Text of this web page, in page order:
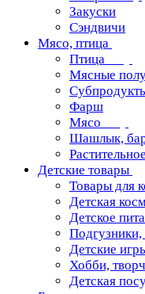
Закуски
Сэндвичи
Мясо, птица
Птица
Мясные
Фарш
Мясо
Шашлык,
Детские товары
Товары для
Детская
Детское
Подгузники,
Детские
Хобби,
Детская